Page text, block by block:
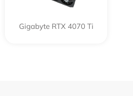
Gigabyte RTX 4070 Ti